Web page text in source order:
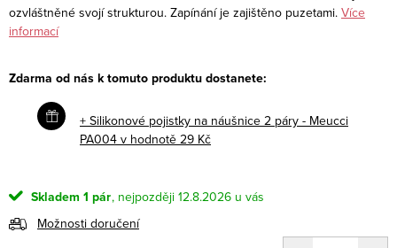
ozvláštněné svojí strukturou. Zapínání je zajištěno puzetami. Více
informací
Zdarma od nás k tomuto produktu dostanete:
+ Silikonové pojistky na náušnice 2 páry - Meucci
PA004 v hodnotě 29 Kč
Skladem 1 pár
12.8.2026
Možnosti doručení